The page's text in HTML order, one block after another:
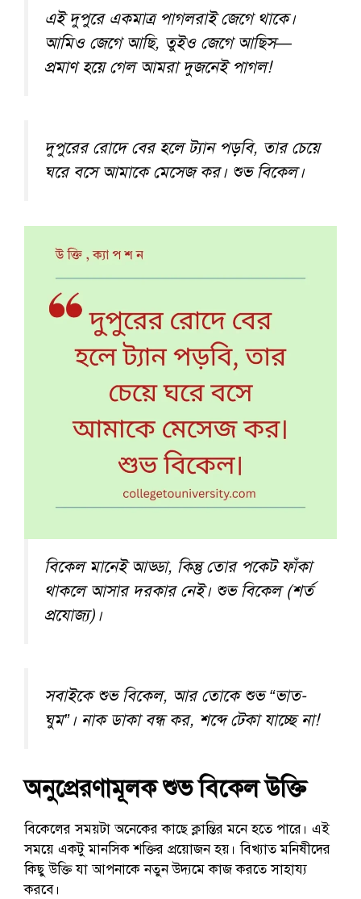
এই দুপুরে একমাত্র পাগলরাই জেগে থাকে।
আমিও জেগে আছি, তুইও জেগে আছিস—
প্রমাণ হয়ে গেল আমরা দুজনেই পাগল!
দুপুরের রোদে বের হলে ট্যান পড়বি, তার চেয়ে
ঘরে বসে আমাকে মেসেজ কর। শুভ বিকেল।
বিকেল মানেই আড্ডা, কিন্তু তোর পকেট ফাঁকা
থাকলে আসার দরকার নেই। শুভ বিকেল (শর্ত
প্রযোজ্য)।
সবাইকে শুভ বিকেল, আর তোকে শুভ “ভাত-
ঘুম”। নাক ডাকা বন্ধ কর, শব্দে টেকা যাচ্ছে না!
অনুপ্রেরণামূলক শুভ বিকেল উক্তি
বিকেলের সময়টা অনেকের কাছে ক্লান্তির মনে হতে পারে। এই
সময়ে একটু মানসিক শক্তির প্রয়োজন হয়। বিখ্যাত মনিষীদের
কিছু উক্তি যা আপনাকে নতুন উদ্যমে কাজ করতে সাহায্য
করবে।